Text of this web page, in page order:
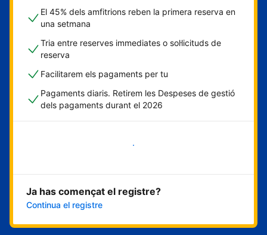
El 45% dels amfitrions reben la primera reserva en
una setmana
Tria entre reserves immediates o sol·licituds de
reserva
Facilitarem els pagaments per tu
Pagaments diaris. Retirem les Despeses de gestió
dels pagaments durant el 2026
Comença ara
Ja has començat el registre?
Continua el registre